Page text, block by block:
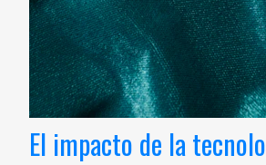
El impacto de la